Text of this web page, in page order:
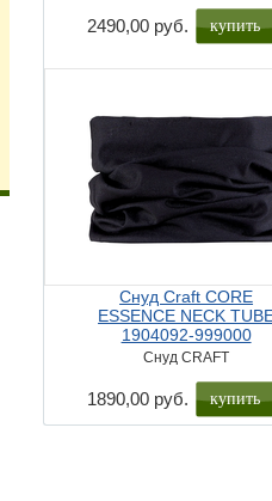
2490,00 руб. купить
Снуд Craft CORE
ESSENCE NECK
1904092-999000
Снуд CRAFT
1890,00 руб. купить